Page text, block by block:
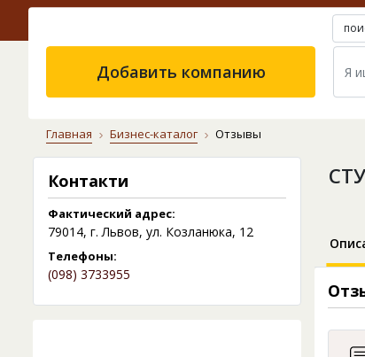
Добавить компанию
Главная Бизнес-каталог Отзывы
Контакти
Фактический адрес:
79014, г. Львов, ул. Козланюка, 12
Телефоны:
(098) 3733955